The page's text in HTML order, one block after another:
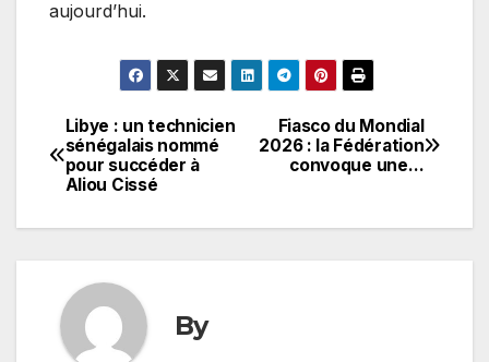
aujourd’hui.
Navigation
de
l’article
Fiasco du Mondial
2026 : la Fédération
convoque une…
Libye : un technicien
sénégalais nommé
pour succéder à
Aliou Cissé
By